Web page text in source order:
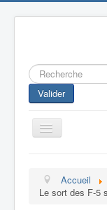
Rechercher
Valider
Toggle
Navigation
AviationAccueil
Le sort des F-5